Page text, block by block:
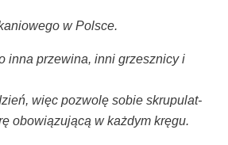
w Polsce.
inna prze­wi­na, inni grzesz­ni­cy i
więc pozwo­lę sobie skru­pu­lat­
obo­wią­zu­ją­cą w każ­dym kręgu.